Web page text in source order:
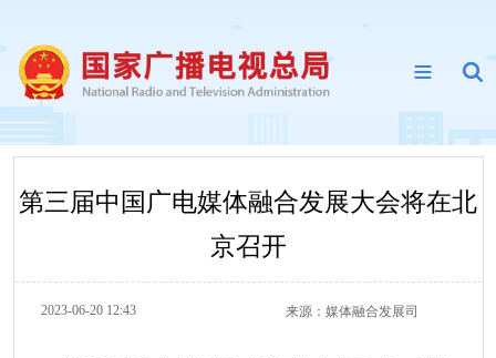
第三届中国广电媒体融合发展大会将在北
京召开
2023-06-20 12:43 来源： 媒体融合发展司